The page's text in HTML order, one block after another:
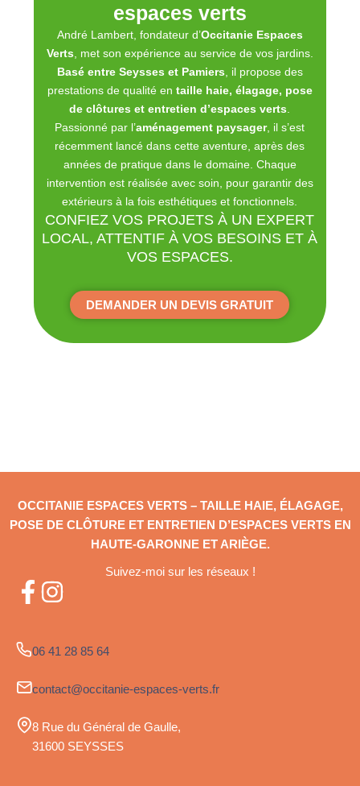
espaces verts
André Lambert, fondateur d’Occitanie Espaces
Verts, met son expérience au service de vos jardins.
Basé entre Seysses et Pamiers, il propose des
prestations de qualité en taille haie, élagage, pose
de clôtures et entretien d’espaces verts.
Passionné par l’aménagement paysager, il s’est
récemment lancé dans cette aventure, après des
années de pratique dans le domaine. Chaque
intervention est réalisée avec soin, pour garantir des
extérieurs à la fois esthétiques et fonctionnels.
CONFIEZ VOS PROJETS À UN EXPERT
LOCAL, ATTENTIF À VOS BESOINS ET À
VOS ESPACES.
DEMANDER UN DEVIS GRATUIT
OCCITANIE ESPACES VERTS – TAILLE HAIE, ÉLAGAGE,
POSE DE CLÔTURE ET ENTRETIEN D’ESPACES VERTS EN
HAUTE-GARONNE ET ARIÈGE.
Suivez-moi sur les réseaux !
06 41 28 85 64
contact@occitanie-espaces-verts.fr
8 Rue du Général de Gaulle,
31600 SEYSSES